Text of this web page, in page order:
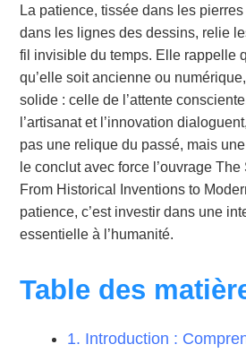
La patience, tissée dans les
dans les lignes des dessins, relie
fil invisible du temps. Elle rappelle
qu’elle soit ancienne ou
solide : celle de l’attente
l’artisanat et l’innovation
pas une relique du passé, mais
le conclut avec force l’ouvrage
From Historical Inventions to
patience, c’est investir dans une
essentielle à l’humanité.
Table des
1. Introduction :